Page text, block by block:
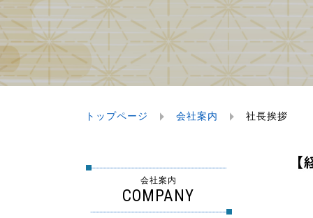
トップページ 会社案内 社長挨拶
会社案内
COMPANY